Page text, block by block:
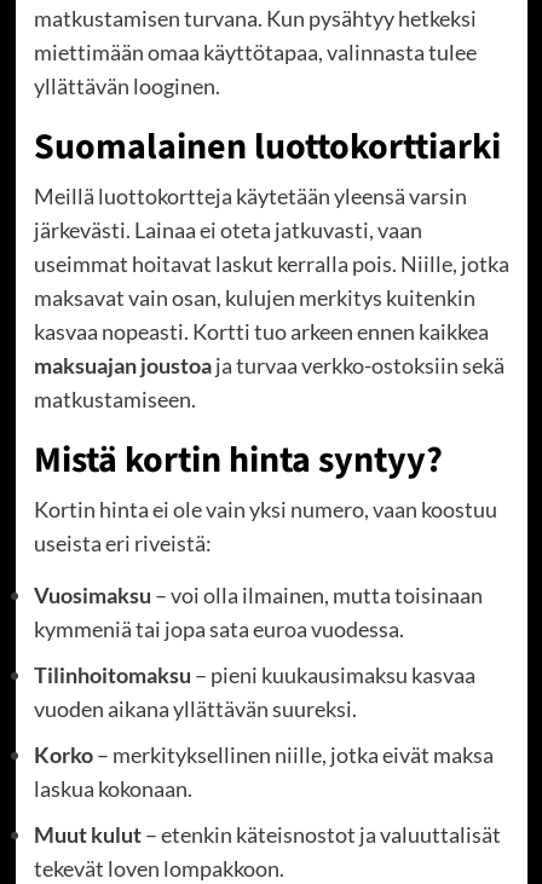
matkustamisen turvana. Kun pysähtyy hetkeksi
miettimään omaa käyttötapaa, valinnasta tulee
yllättävän looginen.
Suomalainen luottokorttiarki
Meillä luottokortteja käytetään yleensä varsin
järkevästi. Lainaa ei oteta jatkuvasti, vaan
useimmat hoitavat laskut kerralla pois. Niille, jotka
maksavat vain osan, kulujen merkitys kuitenkin
kasvaa nopeasti. Kortti tuo arkeen ennen kaikkea
maksuajan joustoaja turvaa verkko-ostoksiin sekä
matkustamiseen.
Mistä kortin hinta syntyy?
Kortin hinta ei ole vain yksi numero, vaan koostuu
useista eri riveistä:
Vuosimaksu – voi olla ilmainen, mutta toisinaan
kymmeniä tai jopa sata euroa vuodessa.
Tilinhoitomaksu – pieni kuukausimaksu kasvaa
vuoden aikana yllättävän suureksi.
Korko– merkityksellinen niille, jotka eivät maksa
laskua kokonaan.
Muut kulut– etenkin käteisnostot ja valuuttalisät
tekevät loven lompakkoon.